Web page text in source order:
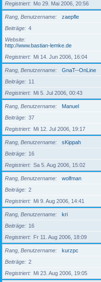
Registriert
Mo 29. Mai 2006, 20:56
Rang, Benutzername
zaepfle
Beiträge
4
Website
http://www.bastian-lemke.de
Registriert
Mi 14. Jun 2006, 16:04
Rang, Benutzername
GnaT--OnLine
Beiträge
11
Registriert
Mi 5. Jul 2006, 00:43
Rang, Benutzername
Manuel
Beiträge
37
Registriert
Mi 12. Jul 2006, 19:17
Rang, Benutzername
sKippah
Beiträge
16
Registriert
Sa 5. Aug 2006, 15:02
Rang, Benutzername
wolfman
Beiträge
2
Registriert
Mi 9. Aug 2006, 14:41
Rang, Benutzername
kri
Beiträge
16
Registriert
Fr 11. Aug 2006, 18:09
Rang, Benutzername
kurzpc
Beiträge
2
Registriert
Mi 23. Aug 2006, 19:05